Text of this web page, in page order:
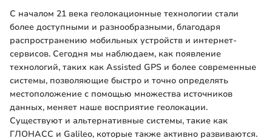
С началом 21 века геолокационные технологии стали
более доступными и разнообразными, благодаря
распространению мобильных устройств и интернет-
сервисов. Сегодня мы наблюдаем, как появление
технологий, таких как Assisted GPS и более современные
системы, позволяющие быстро и точно определять
местоположение с помощью множества источников
данных, меняет наше восприятие геолокации.
Существуют и альтернативные системы, такие как
ГЛОНАСС и Galileo, которые также активно развиваются.